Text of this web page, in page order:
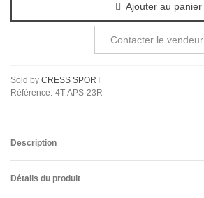
Ajouter au panier
Contacter le vendeur
Sold by CRESS SPORT
Référence: 4T-APS-23R
Description
Détails du produit